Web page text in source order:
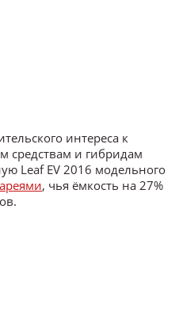
интереса к
средствам и гибридам
Leaf EV 2016 модельного
, чья ёмкость на 27%